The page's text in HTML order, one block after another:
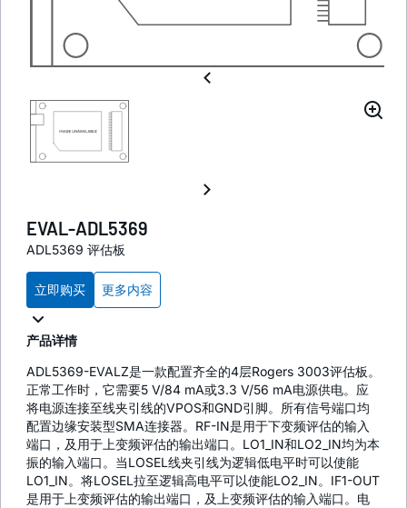
EVAL-ADL5369
ADL5369 评估板
立即购买 更多内容
产品详情
ADL5369-EVALZ是一款配置齐全的4层Rogers 3003评估板。
正常工作时，它需要5 V/84 mA或3.3 V/56 mA电源供电。应
将电源连接至线夹引线的VPOS和GND引脚。所有信号端口均
配置边缘安装型SMA连接器。RF-IN是用于下变频评估的输入
端口，及用于上变频评估的输出端口。LO1_IN和LO2_IN均为本
振的输入端口。当LOSEL线夹引线为逻辑低电平时可以使能
LO1_IN。将LOSEL拉至逻辑高电平可以使能LO2_IN。IF1-OUT
是用于上变频评估的输出端口，及上变频评估的输入端口。电